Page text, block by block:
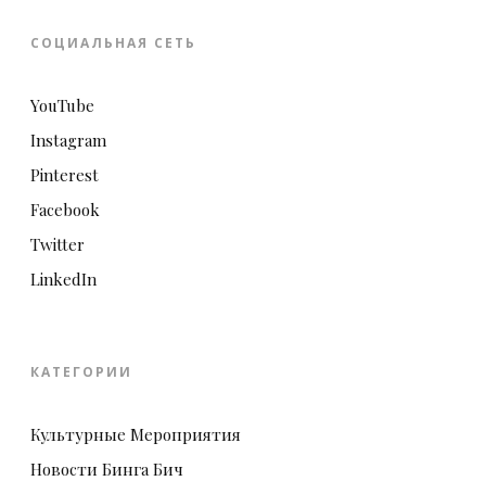
СОЦИАЛЬНАЯ СЕТЬ
YouTube
Instagram
Pinterest
Facebook
Twitter
LinkedIn
КАТЕГОРИИ
Культурные Мероприятия
Новости Бинга Бич